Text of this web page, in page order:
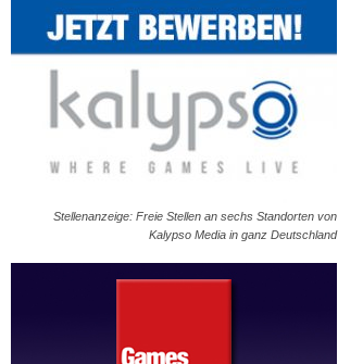
Stellenanzeige: Freie Stellen an sechs Standorten von
Kalypso Media in ganz Deutschland